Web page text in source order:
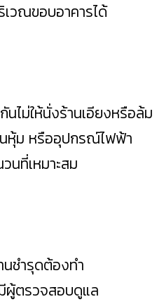
วณขอบอาคารได้
ไม่ให้นั่งร้านเอียงหรือล้ม
หุ้ม หรืออุปกรณ์ไฟฟ้า
นที่เหมาะสม
ชำรุดต้องทำ
ผู้ตรวจสอบดูแล